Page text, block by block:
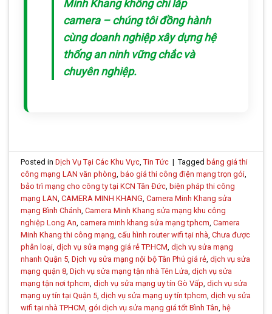
Minh Khang không chỉ lắp
camera – chúng tôi đồng hành
cùng doanh nghiệp xây dựng hệ
thống an ninh vững chắc và
chuyên nghiệp.
Posted inDịch Vụ Tại Các Khu Vực ,Tin Tức | Tagged bảng giá thi
công mạng LAN văn phòng báo giá thi công điện mạng trọn gói
bảo trì mạng cho công ty tại KCN Tân Đức biện pháp thi công
mạng LAN ,CAMERA MINH KHANG ,Camera Minh Khang sửa
mạng Bình Chánh ,Camera Minh Khang sửa mạng khu công
nghiệp Long An ,camera minh khang sửa mạng tphcm ,Camera
Minh Khang thi công mạng ,cấu hình router wifi tại nhà ,Chưa được
phân loại ,dịch vụ sửa mạng giá rẻ TP.HCM ,dịch vụ sửa mạng
nhanh Quận 5 ,Dịch vụ sửa mạng nội bộ Tân Phú giá rẻ ,dịch vụ sửa
mạng quận 8 ,Dịch vụ sửa mạng tận nhà Tên Lửa ,dịch vụ sửa
mạng tận nơi tphcm ,dịch vụ sửa mạng uy tín Gò Vấp ,dịch vụ sửa
mạng uy tín tại Quận 5 ,dịch vụ sửa mạng uy tín tphcm ,dịch vụ sửa
wifi tại nhà TPHCM ,gói dịch vụ sửa mạng giá tốt Bình Tân hệ